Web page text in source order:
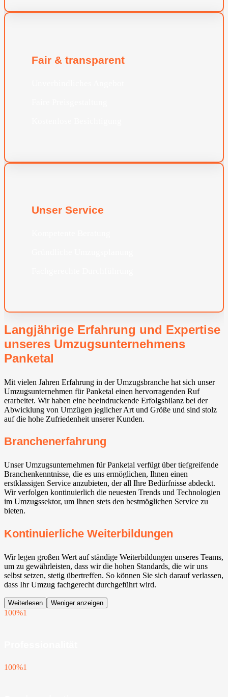
Fair & transparent
Unser Service
Langjährige Erfahrung und Expertise
unseres Umzugsunternehmens
Panketal⁠
Mit vielen Jahren Erfahrung in der Umzugsbranche hat sich unser
Umzugsunternehmen für Panketal⁠ einen hervorragenden Ruf
erarbeitet. Wir haben eine beeindruckende Erfolgsbilanz bei der
Abwicklung von Umzügen jeglicher Art und Größe und sind stolz
auf die hohe Zufriedenheit unserer Kunden.
Branchenerfahrung
Unser Umzugsunternehmen für Panketal⁠ verfügt über tiefgreifende
Branchenkenntnisse, die es uns ermöglichen, Ihnen einen
erstklassigen Service anzubieten, der all Ihre Bedürfnisse abdeckt.
Wir verfolgen kontinuierlich die neuesten Trends und Technologien
im Umzugssektor, um Ihnen stets den bestmöglichen Service zu
bieten.
Kontinuierliche Weiterbildungen
Wir legen großen Wert auf ständige Weiterbildungen unseres Teams,
um zu gewährleisten, dass wir die hohen Standards, die wir uns
selbst setzen, stetig übertreffen. So können Sie sich darauf verlassen,
dass Ihr Umzug fachgerecht durchgeführt wird.
Weiterlesen Weniger anzeigen
100%1
100%1